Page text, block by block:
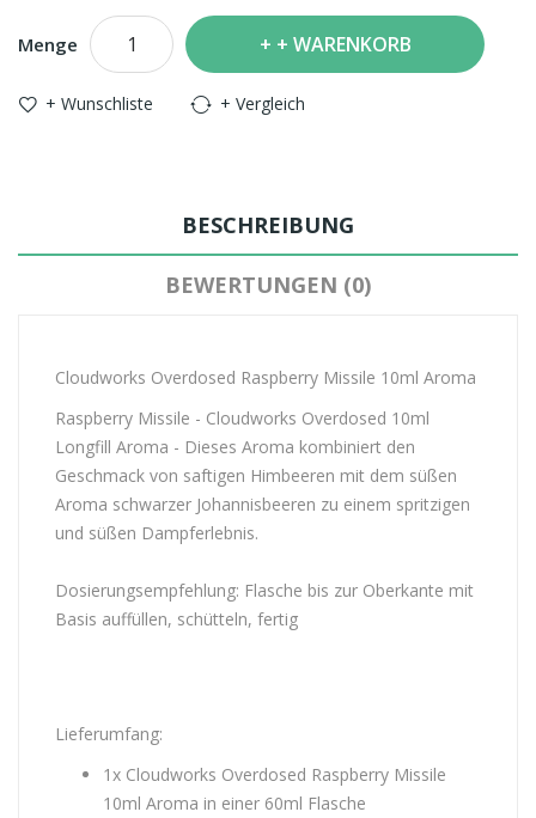
Menge + WARENKORB
+ Wunschliste + Vergleich
BESCHREIBUNG
BEWERTUNGEN (0)
Cloudworks Overdosed Raspberry Missile 10ml Aroma
Raspberry Missile - Cloudworks Overdosed 10ml
Longfill Aroma - Dieses Aroma kombiniert den
Geschmack von saftigen Himbeeren mit dem süßen
Aroma schwarzer Johannisbeeren zu einem spritzigen
und süßen Dampferlebnis.
Dosierungsempfehlung: Flasche bis zur Oberkante mit
Basis auffüllen, schütteln, fertig
Lieferumfang:
1x Cloudworks Overdosed Raspberry Missile
10ml Aroma in einer 60ml Flasche